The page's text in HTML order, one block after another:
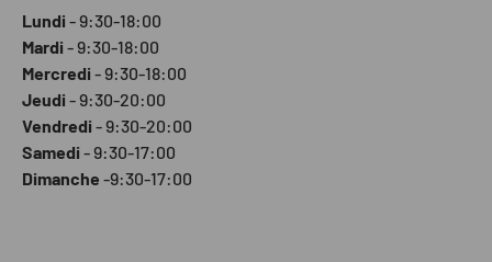
Lundi - 9:30-18:00
Mardi - 9:30-18:00
Mercredi - 9:30-18:00
Jeudi - 9:30-20:00
Vendredi - 9:30-20:00
Samedi - 9:30-17:00
Dimanche -9:30-17:00